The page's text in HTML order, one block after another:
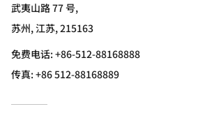
武夷山路 77 号,
苏州, 江苏, 215163
免费电话:+86-512-88168888
传真:+86 512-88168889